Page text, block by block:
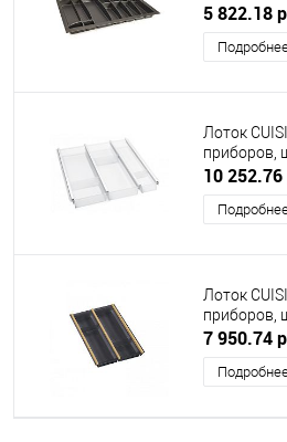
мм,
5 822.18
Лоток
приборов,
410-
10 252.76
Лоток
приборов,
310-
7 950.74